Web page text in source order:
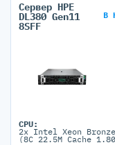
Сервер HPE
DL380 Gen11
8SFF
В
CPU:
2x Intel Xeon Bronze
(8C 22.5M Cache